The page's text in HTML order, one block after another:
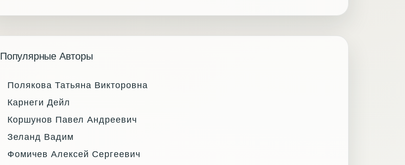
Популярные Авторы
Полякова Татьяна Викторовна
Карнеги Дейл
Коршунов Павел Андреевич
Зеланд Вадим
Фомичев Алексей Сергеевич